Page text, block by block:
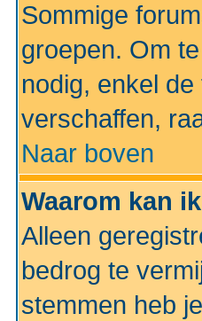
Sommige
groepen. Om
nodig, enkel
verschaffen,
Naar boven
Waarom kan
Alleen
bedrog te
stemmen heb